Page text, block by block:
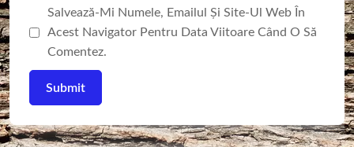
Salvează-Mi Numele, Emailul Și Site-Ul Web În
Acest Navigator Pentru Data Viitoare Când O Să
Comentez.